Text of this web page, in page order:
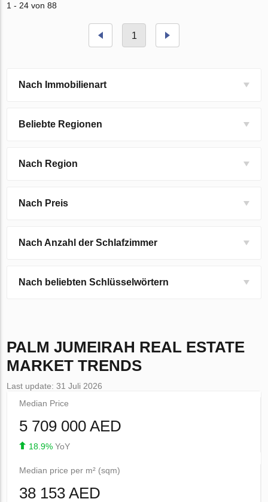
1 - 24 von 88
1
Nach Immobilienart
Beliebte Regionen
Nach Region
Nach Preis
Nach Anzahl der Schlafzimmer
Nach beliebten Schlüsselwörtern
PALM JUMEIRAH REAL ESTATE
MARKET TRENDS
Last update: 31 Juli 2026
Median Price
5 709 000 AED
18.9% YoY
Median price per m² (sqm)
38 153 AED